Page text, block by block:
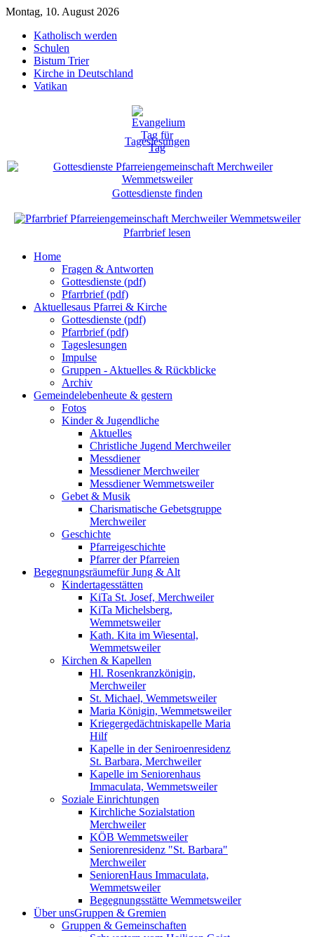
Montag, 10. August 2026
Katholisch werden
Schulen
Bistum Trier
Kirche in Deutschland
Vatikan
Tageslesungen
Gottesdienste finden
Pfarrbrief lesen
Home
Fragen & Antworten
Gottesdienste (pdf)
Pfarrbrief (pdf)
Aktuellesaus Pfarrei & Kirche
Gottesdienste (pdf)
Pfarrbrief (pdf)
Tageslesungen
Impulse
Gruppen - Aktuelles & Rückblicke
Archiv
Gemeindelebenheute & gestern
Fotos
Kinder & Jugendliche
Aktuelles
Christliche Jugend Merchweiler
Messdiener
Messdiener Merchweiler
Messdiener Wemmetsweiler
Gebet & Musik
Charismatische Gebetsgruppe
Merchweiler
Geschichte
Pfarreigeschichte
Pfarrer der Pfarreien
Begegnungsräumefür Jung & Alt
Kindertagesstätten
KiTa St. Josef, Merchweiler
KiTa Michelsberg,
Wemmetsweiler
Kath. Kita im Wiesental,
Wemmetsweiler
Kirchen & Kapellen
Hl. Rosenkranzkönigin,
Merchweiler
St. Michael, Wemmetsweiler
Maria Königin, Wemmetsweiler
Kriegergedächtniskapelle Maria
Hilf
Kapelle in der Seniroenresidenz
St. Barbara, Merchweiler
Kapelle im Seniorenhaus
Immaculata, Wemmetsweiler
Soziale Einrichtungen
Kirchliche Sozialstation
Merchweiler
KÖB Wemmetsweiler
Seniorenresidenz "St. Barbara"
Merchweiler
SeniorenHaus Immaculata,
Wemmetsweiler
Begegnungsstätte Wemmetsweiler
Über unsGruppen & Gremien
Gruppen & Gemeinschaften